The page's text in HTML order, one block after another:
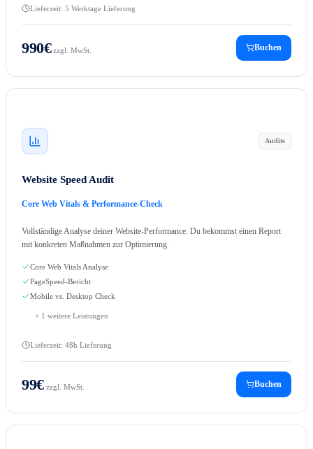
Lieferzeit: 5 Werktage Lieferung
990€zzgl. MwSt. Buchen
Audits
Website Speed Audit
Core Web Vitals & Performance-Check
Vollständige Analyse deiner Website-Performance. Du bekommst einen Report
mit konkreten Maßnahmen zur Optimierung.
Core Web Vitals Analyse
PageSpeed-Bericht
Mobile vs. Desktop Check
+ 1 weitere Leistungen
Lieferzeit: 48h Lieferung
99€zzgl. MwSt. Buchen